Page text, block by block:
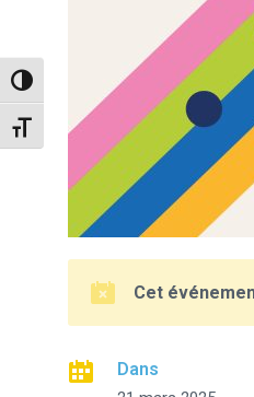
Passer en contraste élevé
Changer la taille de la police
Cet
Dans